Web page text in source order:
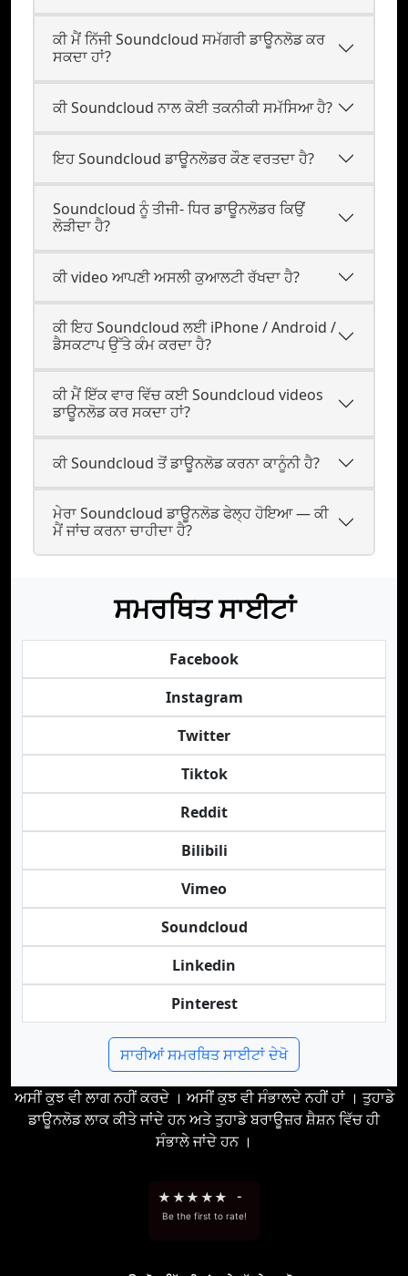
ਕੀ ਮੈਂ ਨਿੱਜੀ Soundcloud ਸਮੱਗਰੀ ਡਾਊਨਲੋਡ ਕਰ
ਸਕਦਾ ਹਾਂ?
ਕੀ Soundcloud ਨਾਲ ਕੋਈ ਤਕਨੀਕੀ ਸਮੱਸਿਆ ਹੈ?
ਇਹ Soundcloud ਡਾਊਨਲੋਡਰ ਕੌਣ ਵਰਤਦਾ ਹੈ?
Soundcloud ਨੂੰ ਤੀਜੀ- ਧਿਰ ਡਾਊਨਲੋਡਰ ਕਿਉਂ
ਲੋੜੀਦਾ ਹੈ?
ਕੀ video ਆਪਣੀ ਅਸਲੀ ਕੁਆਲਟੀ ਰੱਖਦਾ ਹੈ?
ਕੀ ਇਹ Soundcloud ਲਈ iPhone / Android /
ਡੈਸਕਟਾਪ ਉੱਤੇ ਕੰਮ ਕਰਦਾ ਹੈ?
ਕੀ ਮੈਂ ਇੱਕ ਵਾਰ ਵਿੱਚ ਕਈ Soundcloud videos
ਡਾਊਨਲੋਡ ਕਰ ਸਕਦਾ ਹਾਂ?
ਕੀ Soundcloud ਤੋਂ ਡਾਊਨਲੋਡ ਕਰਨਾ ਕਾਨੂੰਨੀ ਹੈ?
ਮੇਰਾ Soundcloud ਡਾਊਨਲੋਡ ਫੇਲ੍ਹ ਹੋਇਆ — ਕੀ
ਮੈਂ ਜਾਂਚ ਕਰਨਾ ਚਾਹੀਦਾ ਹੈ?
ਸਮਰਥਿਤ ਸਾਈਟਾਂ
Facebook
Instagram
Twitter
Tiktok
Reddit
Bilibili
Vimeo
Soundcloud
Linkedin
Pinterest
ਸਾਰੀਆਂ ਸਮਰਥਿਤ ਸਾਈਟਾਂ ਦੇਖੋ
ਅਸੀਂ ਕੁਝ ਵੀ ਲਾਗ ਨਹੀਂ ਕਰਦੇ । ਅਸੀਂ ਕੁਝ ਵੀ ਸੰਭਾਲਦੇ ਨਹੀਂ ਹਾਂ । ਤੁਹਾਡੇ
ਡਾਊਨਲੋਡ ਲਾਕ ਕੀਤੇ ਜਾਂਦੇ ਹਨ ਅਤੇ ਤੁਹਾਡੇ ਬਰਾਊਜ਼ਰ ਸ਼ੈਸ਼ਨ ਵਿੱਚ ਹੀ
ਸੰਭਾਲੇ ਜਾਂਦੇ ਹਨ ।
★ ★★ ★★ -
Be the first to rate!